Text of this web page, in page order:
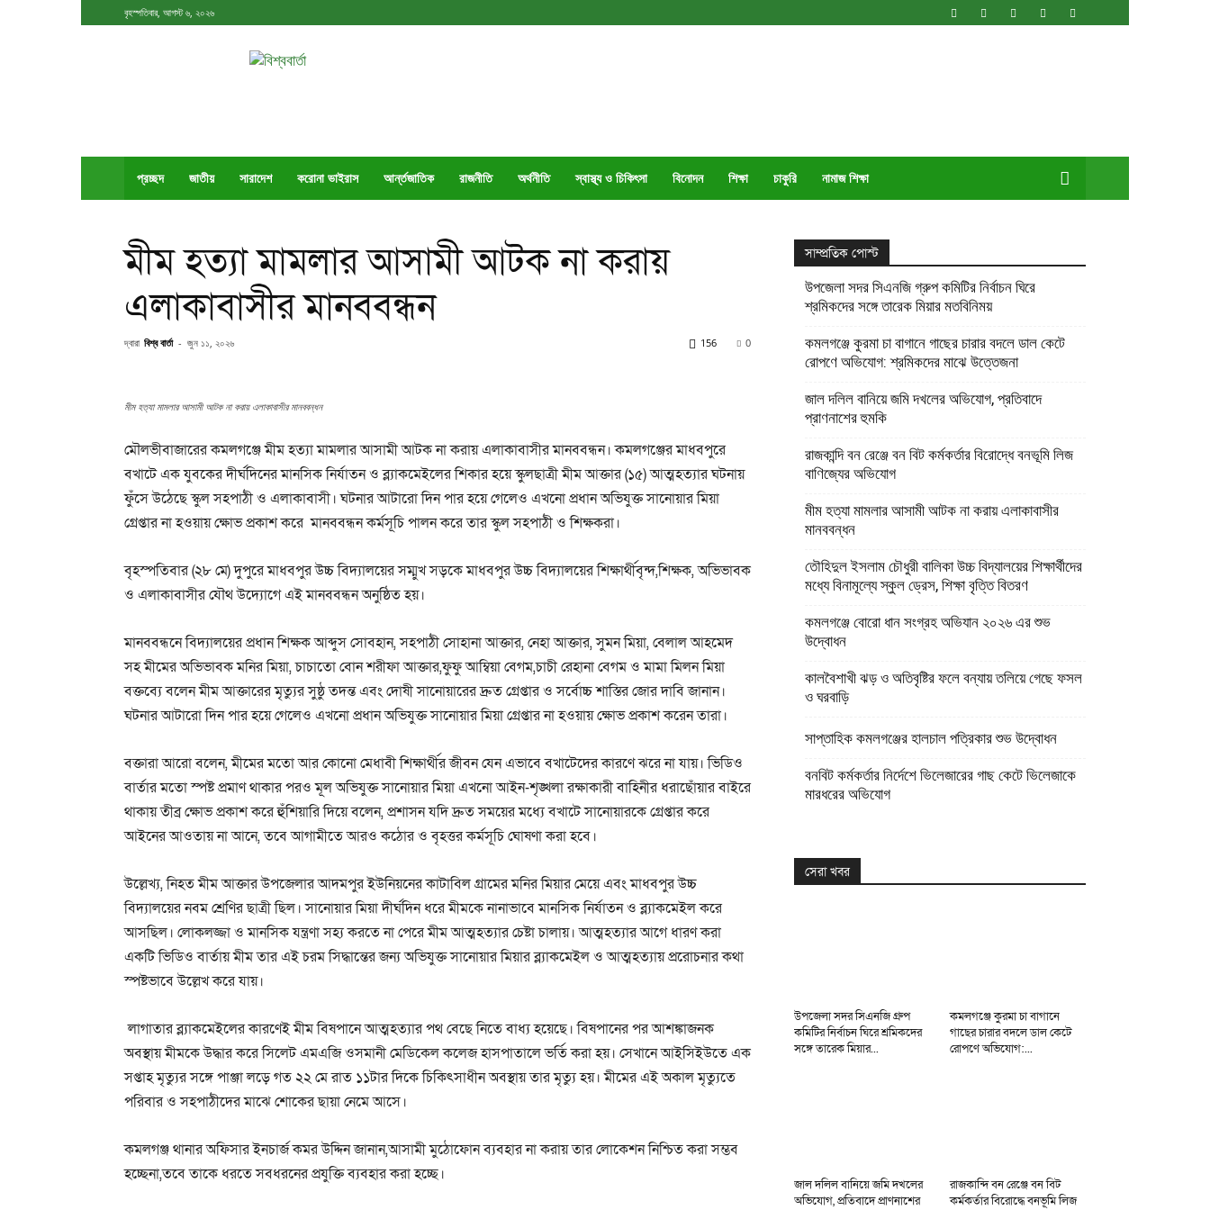
বৃহস্পতিবার, আগস্ট ৬, ২০২৬
প্রচ্ছদ জাতীয় সারাদেশ করোনা ভাইরাস আর্ন্তজাতিক রাজনীতি অর্থনীতি স্বাস্থ্য ও চিকিৎসা বিনোদন শিক্ষা চাকুরি নামাজ শিক্ষা
মীম হত্যা মামলার আসামী আটক না করায়
এলাকাবাসীর মানববন্ধন
দ্বারা বিশ্ব বার্তা - জুন ১১, ২০২৬ 0
156
মীম হত্যা মামলার আসামী আটক না করায় এলাকাবাসীর মানববন্ধন
মৌলভীবাজারের কমলগঞ্জে মীম হত্যা মামলার আসামী আটক না করায় এলাকাবাসীর মানববন্ধন। কমলগঞ্জের মাধবপুরে
বখাটে এক যুবকের দীর্ঘদিনের মানসিক নির্যাতন ও ব্ল্যাকমেইলের শিকার হয়ে স্কুলছাত্রী মীম আক্তার (১৫) আত্মহত্যার ঘটনায়
ফুঁসে উঠেছে স্কুল সহপাঠী ও এলাকাবাসী। ঘটনার আটারো দিন পার হয়ে গেলেও এখনো প্রধান অভিযুক্ত সানোয়ার মিয়া
গ্রেপ্তার না হওয়ায় ক্ষোভ প্রকাশ করে মানববন্ধন কর্মসূচি পালন করে তার স্কুল সহপাঠী ও শিক্ষকরা।
বৃহস্পতিবার (২৮ মে) দুপুরে মাধবপুর উচ্চ বিদ্যালয়ের সম্মুখ সড়কে মাধবপুর উচ্চ বিদ্যালয়ের শিক্ষার্থীবৃন্দ,শিক্ষক, অভিভাবক
ও এলাকাবাসীর যৌথ উদ্যোগে এই মানববন্ধন অনুষ্ঠিত হয়।
মানববন্ধনে বিদ্যালয়ের প্রধান শিক্ষক আব্দুস সোবহান, সহপাঠী সোহানা আক্তার, নেহা আক্তার, সুমন মিয়া, বেলাল আহমেদ
সহ মীমের অভিভাবক মনির মিয়া, চাচাতো বোন শরীফা আক্তার,ফুফু আম্বিয়া বেগম,চাচী রেহানা বেগম ও মামা মিলন মিয়া
বক্তব্যে বলেন মীম আক্তারের মৃত্যুর সুষ্ঠু তদন্ত এবং দোষী সানোয়ারের দ্রুত গ্রেপ্তার ও সর্বোচ্চ শাস্তির জোর দাবি জানান।
ঘটনার আটারো দিন পার হয়ে গেলেও এখনো প্রধান অভিযুক্ত সানোয়ার মিয়া গ্রেপ্তার না হওয়ায় ক্ষোভ প্রকাশ করেন তারা।
বক্তারা আরো বলেন, মীমের মতো আর কোনো মেধাবী শিক্ষার্থীর জীবন যেন এভাবে বখাটেদের কারণে ঝরে না যায়। ভিডিও
বার্তার মতো স্পষ্ট প্রমাণ থাকার পরও মূল অভিযুক্ত সানোয়ার মিয়া এখনো আইন-শৃঙ্খলা রক্ষাকারী বাহিনীর ধরাছোঁয়ার বাইরে
থাকায় তীব্র ক্ষোভ প্রকাশ করে হুঁশিয়ারি দিয়ে বলেন, প্রশাসন যদি দ্রুত সময়ের মধ্যে বখাটে সানোয়ারকে গ্রেপ্তার করে
আইনের আওতায় না আনে, তবে আগামীতে আরও কঠোর ও বৃহত্তর কর্মসূচি ঘোষণা করা হবে।
উল্লেখ্য, নিহত মীম আক্তার উপজেলার আদমপুর ইউনিয়নের কাটাবিল গ্রামের মনির মিয়ার মেয়ে এবং মাধবপুর উচ্চ
বিদ্যালয়ের নবম শ্রেণির ছাত্রী ছিল। সানোয়ার মিয়া দীর্ঘদিন ধরে মীমকে নানাভাবে মানসিক নির্যাতন ও ব্ল্যাকমেইল করে
আসছিল। লোকলজ্জা ও মানসিক যন্ত্রণা সহ্য করতে না পেরে মীম আত্মহত্যার চেষ্টা চালায়। আত্মহত্যার আগে ধারণ করা
একটি ভিডিও বার্তায় মীম তার এই চরম সিদ্ধান্তের জন্য অভিযুক্ত সানোয়ার মিয়ার ব্ল্যাকমেইল ও আত্মহত্যায় প্ররোচনার কথা
স্পষ্টভাবে উল্লেখ করে যায়।
লাগাতার ব্ল্যাকমেইলের কারণেই মীম বিষপানে আত্মহত্যার পথ বেছে নিতে বাধ্য হয়েছে। বিষপানের পর আশঙ্কাজনক
অবস্থায় মীমকে উদ্ধার করে সিলেট এমএজি ওসমানী মেডিকেল কলেজ হাসপাতালে ভর্তি করা হয়। সেখানে আইসিইউতে এক
সপ্তাহ মৃত্যুর সঙ্গে পাঞ্জা লড়ে গত ২২ মে রাত ১১টার দিকে চিকিৎসাধীন অবস্থায় তার মৃত্যু হয়। মীমের এই অকাল মৃত্যুতে
পরিবার ও সহপাঠীদের মাঝে শোকের ছায়া নেমে আসে।
কমলগঞ্জ থানার অফিসার ইনচার্জ কমর উদ্দিন জানান,আসামী মুঠোফোন ব্যবহার না করায় তার লোকেশন নিশ্চিত করা সম্ভব
হচ্ছেনা,তবে তাকে ধরতে সবধরনের প্রযুক্তি ব্যবহার করা হচ্ছে।
সাম্প্রতিক পোস্ট
উপজেলা সদর সিএনজি গ্রুপ কমিটির নির্বাচন ঘিরে
শ্রমিকদের সঙ্গে তারেক মিয়ার মতবিনিময়
কমলগঞ্জে কুরমা চা বাগানে গাছের চারার বদলে ডাল কেটে
রোপণে অভিযোগ: শ্রমিকদের মাঝে উত্তেজনা
জাল দলিল বানিয়ে জমি দখলের অভিযোগ, প্রতিবাদে
প্রাণনাশের হুমকি
রাজকান্দি বন রেঞ্জে বন বিট কর্মকর্তার বিরোদ্ধে বনভূমি লিজ
বাণিজ্যের অভিযোগ
মীম হত্যা মামলার আসামী আটক না করায় এলাকাবাসীর
মানববন্ধন
তৌহিদুল ইসলাম চৌধুরী বালিকা উচ্চ বিদ্যালয়ের শিক্ষার্থীদের
মধ্যে বিনামূল্যে স্কুল ড্রেস, শিক্ষা বৃত্তি বিতরণ
কমলগঞ্জে বোরো ধান সংগ্রহ অভিযান ২০২৬ এর শুভ
উদ্বোধন
কালবৈশাখী ঝড় ও অতিবৃষ্টির ফলে বন্যায় তলিয়ে গেছে ফসল
ও ঘরবাড়ি
সাপ্তাহিক কমলগঞ্জের হালচাল পত্রিকার শুভ উদ্বোধন
বনবিট কর্মকর্তার নির্দেশে ভিলেজারের গাছ কেটে ভিলেজাকে
মারধরের অভিযোগ
সেরা খবর
উপজেলা সদর সিএনজি গ্রুপ
কমিটির নির্বাচন ঘিরে শ্রমিকদের
সঙ্গে তারেক মিয়ার...
কমলগঞ্জে কুরমা চা বাগানে
গাছের চারার বদলে ডাল কেটে
রোপণে অভিযোগ:...
জাল দলিল বানিয়ে জমি দখলের
অভিযোগ, প্রতিবাদে প্রাণনাশের
রাজকান্দি বন রেঞ্জে বন বিট
কর্মকর্তার বিরোদ্ধে বনভূমি লিজ